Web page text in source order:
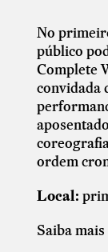
No
público
Complete
convidada
ordem
Local:
Saiba